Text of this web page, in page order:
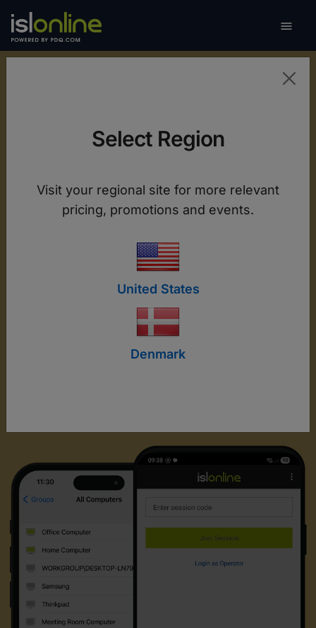
Skift

fjernadgang
ISL Online tilbyder fuld fjernbetjening af Android
enheder og live skærmvisning på iOS, hvilket
tværs af alle dine mobile enheder.
Select Region
Visit your regional site for more relevant
pricing, promotions and events.
United States
Denmark